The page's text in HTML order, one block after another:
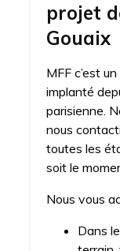
projet
Gouaix
MFF c’est
implanté
parisienne.
nous
toutes les
soit le
Nous vous
Dans